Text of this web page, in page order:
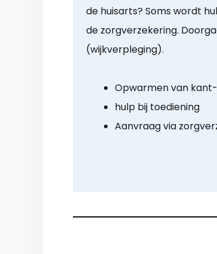
de huisarts? Soms wordt
de zorgverzekering.
(wijkverpleging).
Opwarmen van
hulp bij toediening
Aanvraag via